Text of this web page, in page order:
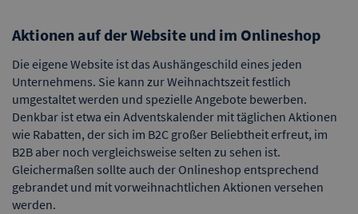
Aktionen auf der Website und im Onlineshop
Die eigene Website ist das Aushängeschild eines jeden
Unternehmens. Sie kann zur Weihnachtszeit festlich
umgestaltet werden und spezielle Angebote bewerben.
Denkbar ist etwa ein Adventskalender mit täglichen Aktionen
wie Rabatten, der sich im B2C großer Beliebtheit erfreut, im
B2B aber noch vergleichsweise selten zu sehen ist.
Gleichermaßen sollte auch der Onlineshop entsprechend
gebrandet und mit vorweihnachtlichen Aktionen versehen
werden.